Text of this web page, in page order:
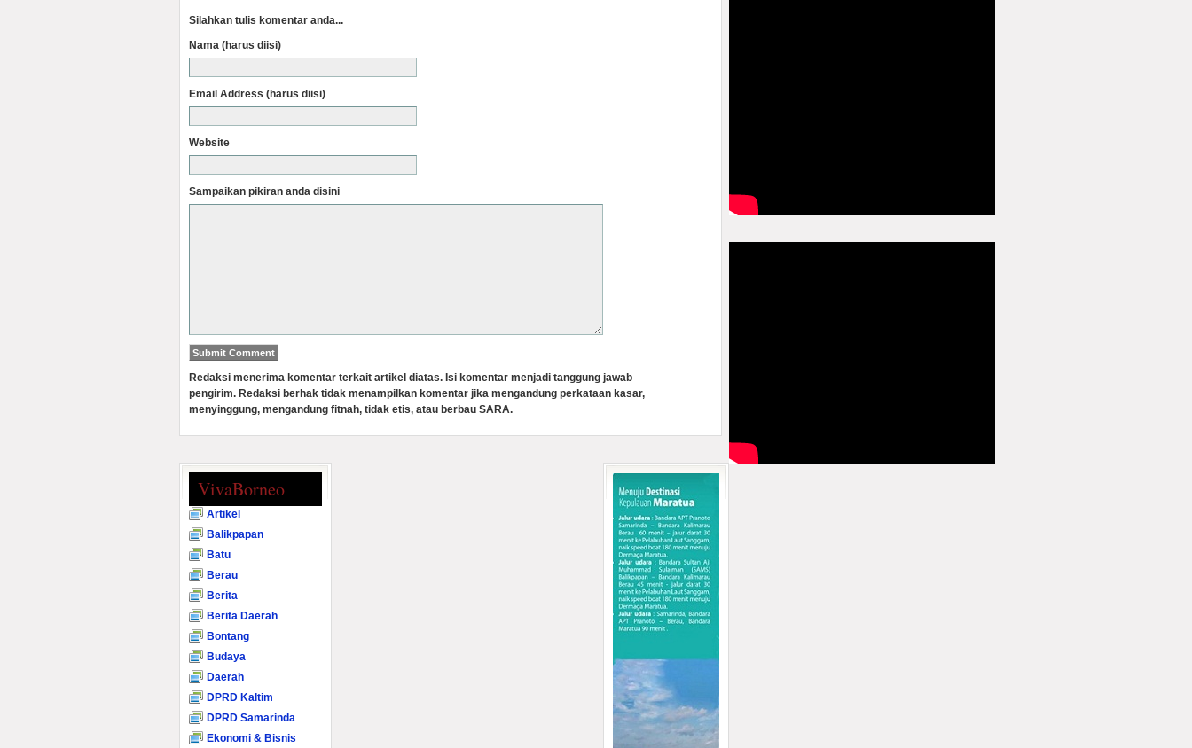
Silahkan tulis komentar anda...
Nama (harus diisi)
Email Address (harus diisi)
Website
Sampaikan pikiran anda disini
Redaksi menerima komentar terkait artikel diatas. Isi komentar menjadi tanggung jawab
pengirim. Redaksi berhak tidak menampilkan komentar jika mengandung perkataan kasar,
menyinggung, mengandung fitnah, tidak etis, atau berbau SARA.
VivaBorneo
Artikel
Balikpapan
Batu
Berau
Berita
Berita Daerah
Bontang
Budaya
Daerah
DPRD Kaltim
DPRD Samarinda
Ekonomi & Bisnis